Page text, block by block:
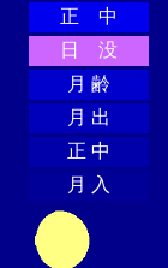
正 中
日 没
月 齢
月 出
正 中
月 入